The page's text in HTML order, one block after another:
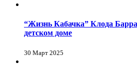
“Жизнь Кабачка” Клода
детском доме
30 Март 2025